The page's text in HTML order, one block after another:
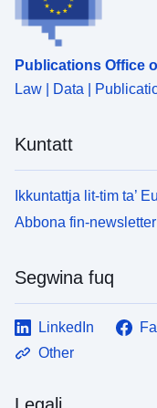
Publications Office
Law | Data |
Kuntatt
Ikkuntattja lit-tim ta’
Abbona fin-newsletter
Segwina fuq
LinkedIn
Other